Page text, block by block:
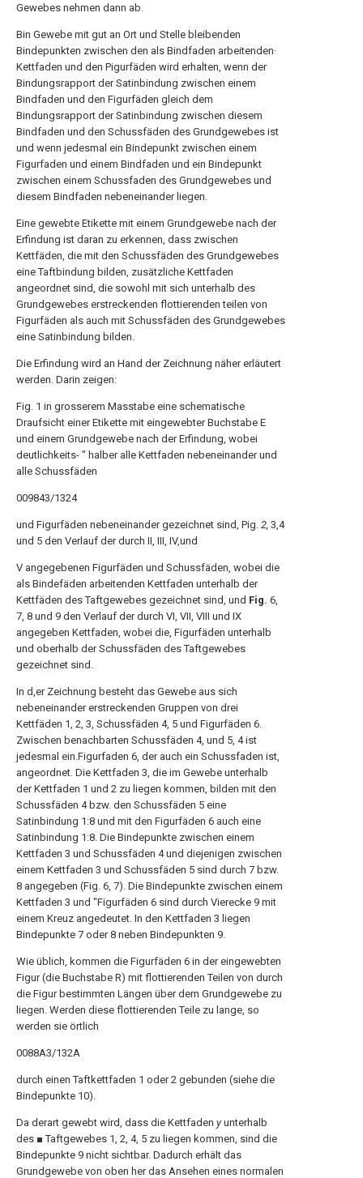
Gewebes nehmen dann ab.
Bin Gewebe mit gut an Ort und Stelle bleibenden
Bindepunkten zwischen den als Bindfaden arbeitenden·
Kettfaden und den Pigurfäden wird erhalten, wenn der
Bindungsrapport der Satinbindung zwischen einem
Bindfaden und den Figurfäden gleich dem
Bindungsrapport der Satinbindung zwischen diesem
Bindfaden und den Schussfäden des Grundgewebes ist
und wenn jedesmal ein Bindepunkt zwischen einem
Figurfaden und einem Bindfaden und ein Bindepunkt
zwischen einem Schussfaden des Grundgewebes und
diesem Bindfaden nebeneinander liegen.
Eine gewebte Etikette mit einem Grundgewebe nach der
Erfindung ist daran zu erkennen, dass zwischen
Kettfäden, die mit den Schussfäden des Grundgewebes
eine Taftbindung bilden, zusätzliche Kettfaden
angeordnet sind, die sowohl mit sich unterhalb des
Grundgewebes erstreckenden flottierenden teilen von
Figurfäden als auch mit Schussfäden des Grundgewebes
eine Satinbindung bilden.
Die Erfindung wird an Hand der Zeichnung näher erläutert
werden. Darin zeigen:
Fig. 1 in grosserem Masstabe eine schematische
Draufsicht einer Etikette mit eingewebter Buchstabe E
und einem Grundgewebe nach der Erfindung, wobei
deutlichkeits- " halber alle Kettfaden nebeneinander und
alle Schussfäden
009843/1324
und Figurfäden nebeneinander gezeichnet sind, Pig. 2, 3,4
und 5 den Verlauf der durch II, III, IV,und
V angegebenen Figurfäden und Schussfäden, wobei die
als Bindefäden arbeitenden Kettfaden unterhalb der
Kettfäden des Taftgewebes gezeichnet sind, und Fig. 6,
7, 8 und 9 den Verlauf der durch VI, VII, VIII und IX
angegeben Kettfaden, wobei die, Figurfäden unterhalb
und oberhalb der Schussfäden des Taftgewebes
gezeichnet sind.
In d,er Zeichnung besteht das Gewebe aus sich
nebeneinander erstreckenden Gruppen von drei
Kettfäden 1, 2, 3, Schussfäden 4, 5 und Figurfäden 6.
Zwischen benachbarten Schussfäden 4, und 5, 4 ist
jedesmal ein.Figurfaden 6, der auch ein Schussfaden ist,
angeordnet. Die Kettfaden 3, die im Gewebe unterhalb
der Kettfaden 1 und 2 zu liegen kommen, bilden mit den
Schussfäden 4 bzw. den Schussfäden 5 eine
Satinbindung 1:8 und mit den Figurfäden 6 auch eine
Satinbindung 1:8. Die Bindepunkte zwischen einem
Kettfaden 3 und Schussfäden 4 und diejenigen zwischen
einem Kettfaden 3 und Schussfäden 5 sind durch 7 bzw.
8 angegeben (Fig. 6, 7). Die Bindepunkte zwischen einem
Kettfaden 3 und "Figurfäden 6 sind durch Vierecke 9 mit
einem Kreuz angedeutet. In den Kettfaden 3 liegen
Bindepunkte 7 oder 8 neben Bindepunkten 9.
Wie üblich, kommen die Figurfäden 6 in der eingewebten
Figur (die Buchstabe R) mit flottierenden Teilen von durch
die Figur bestimmten Längen über dem Grundgewebe zu
liegen. Werden diese flottierenden Teile zu lange, so
werden sie örtlich
0088A3/132A
durch einen Taftkettfaden 1 oder 2 gebunden (siehe die
Bindepunkte 10).
Da derart gewebt wird, dass die Kettfaden yunterhalb
des ■ Taftgewebes 1, 2, 4, 5 zu liegen kommen, sind die
Bindepunkte 9 nicht sichtbar. Dadurch erhält das
Grundgewebe von oben her das Ansehen eines normalen